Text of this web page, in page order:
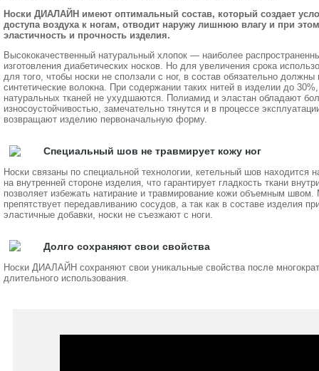
Носки ДИАЛАЙН имеют оптимальный состав, который создает
доступа воздуха к ногам, отводит наружу лишнюю влагу и при
эластичность и прочность изделия.
Высококачественный натуральный хлопок — наиболее
изготовления диабетических носков. Но для увеличения срока
для того, чтобы носки не сползали с ног, в состав обязательно должны
синтетические волокна. При содержании таких нитей в изделии до
натуральных тканей не ухудшаются. Полиамид и эластан обладают
износоустойчивостью, замечательно тянутся и в процессе
возвращают изделию первоначальную форму.
Специальный шов не травмирует кожу ног
Носки связаны по специальной технологии, кетельный шов находится
на внутренней стороне изделия, что гарантирует гладкость ткани
позволяет избежать натирание и травмирование кожи объемным швом.
препятствует передавливанию сосудов, а так как в составе изделия
эластичные добавки, носки не съезжают с ноги.
Долго сохраняют свои свойства
Носки ДИАЛАЙН сохраняют свои уникальные свойства после
длительного использования.